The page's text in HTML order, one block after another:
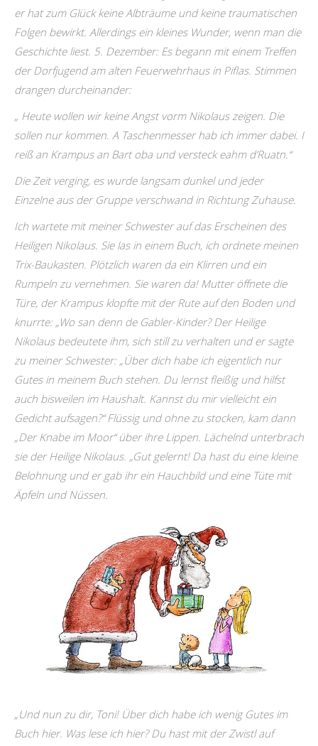
er hat zum Glück keine Albträume und keine traumatischen
Folgen bewirkt. Allerdings ein kleines Wunder, wenn man die
Geschichte liest. 5. Dezember: Es begann mit einem Treffen
der Dorfjugend am alten Feuerwehrhaus in Piflas. Stimmen
drangen durcheinander:
„ Heute wollen wir keine Angst vorm Nikolaus zeigen. Die
sollen nur kommen. A Taschenmesser hab ich immer dabei. I
reiß an Krampus an Bart oba und versteck eahm d’Ruatn.“
Die Zeit verging, es wurde langsam dunkel und jeder
Einzelne aus der Gruppe verschwand in Richtung Zuhause.
Ich wartete mit meiner Schwester auf das Erscheinen des
Heiligen Nikolaus. Sie las in einem Buch, ich ordnete meinen
Trix-Baukasten. Plötzlich waren da ein Klirren und ein
Rumpeln zu vernehmen. Sie waren da! Mutter öffnete die
Türe, der Krampus klopfte mit der Rute auf den Boden und
knurrte: „Wo san denn de Gabler-Kinder? Der Heilige
Nikolaus bedeutete ihm, sich still zu verhalten und er sagte
zu meiner Schwester: „Über dich habe ich eigentlich nur
Gutes in meinem Buch stehen. Du lernst fleißig und hilfst
auch bisweilen im Haushalt. Kannst du mir vielleicht ein
Gedicht aufsagen?“ Flüssig und ohne zu stocken, kam dann
„Der Knabe im Moor“ über ihre Lippen. Lächelnd unterbrach
sie der Heilige Nikolaus. „Gut gelernt! Da hast du eine kleine
Belohnung und er gab ihr ein Hauchbild und eine Tüte mit
Äpfeln und Nüssen.
„Und nun zu dir, Toni! Über dich habe ich wenig Gutes im
Buch hier. Was lese ich hier? Du hast mit der Zwistl auf